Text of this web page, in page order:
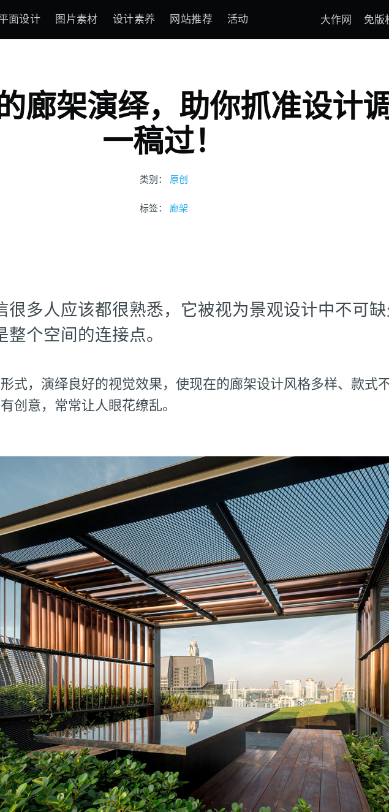
面设计 图片素材 设计素养 网站推荐 活动 大作网 免版
廊架演绎，助你抓准设计调
一稿过！
类别： 原创
标签： 廊架
多人应该都很熟悉，它被视为景观设计中不可
个空间的连接点。
式，演绎良好的视觉效果，使现在的廊架设计风格多样、款式不
创意，常常让人眼花缭乱。